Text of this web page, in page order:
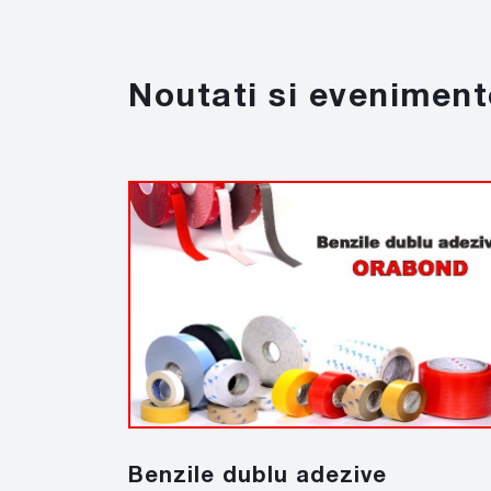
Noutati si
Benzile dublu adezive